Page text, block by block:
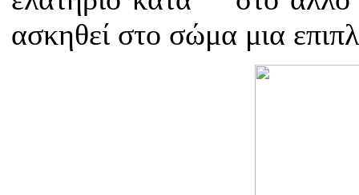
ασκηθεί στο σώμα μια